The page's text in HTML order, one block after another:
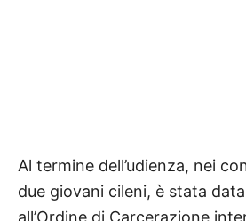
Al termine dell’udienza, nei
due giovani cileni, è stata
all’Ordine di Carcerazione